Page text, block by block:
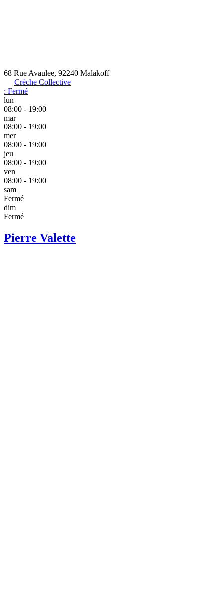
68 Rue Avaulee, 92240 Malakoff
Crèche Collective
: Fermé
lun
08:00 - 19:00
mar
08:00 - 19:00
mer
08:00 - 19:00
jeu
08:00 - 19:00
ven
08:00 - 19:00
sam
Fermé
dim
Fermé
Pierre Valette